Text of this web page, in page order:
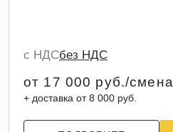
с НДСбез НДС
от 17 000 руб./смена
+ доставка от 8 000 руб.